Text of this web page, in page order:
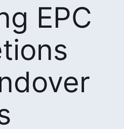
EPC